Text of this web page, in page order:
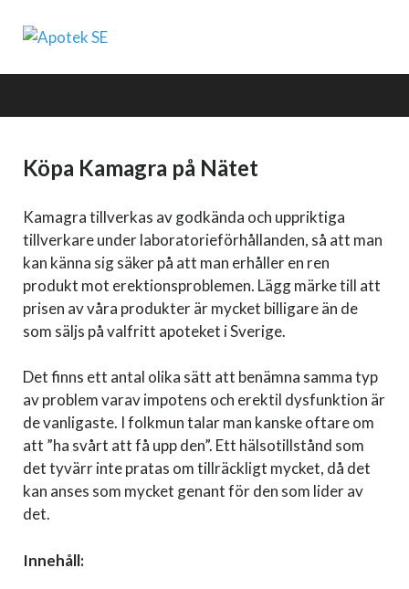
Apotek SE
Köpa Kamagra på Nätet
Kamagra tillverkas av godkända och uppriktiga
tillverkare under laboratorieförhållanden, så att man
kan känna sig säker på att man erhåller en ren
produkt mot erektionsproblemen. Lägg märke till att
prisen av våra produkter är mycket billigare än de
som säljs på valfritt apoteket i Sverige.
Det finns ett antal olika sätt att benämna samma typ
av problem varav impotens och erektil dysfunktion är
de vanligaste. I folkmun talar man kanske oftare om
att ”ha svårt att få upp den”. Ett hälsotillstånd som
det tyvärr inte pratas om tillräckligt mycket, då det
kan anses som mycket genant för den som lider av
det.
Innehåll: